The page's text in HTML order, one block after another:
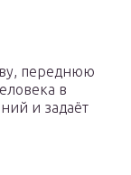
переднюю
в
и задаёт